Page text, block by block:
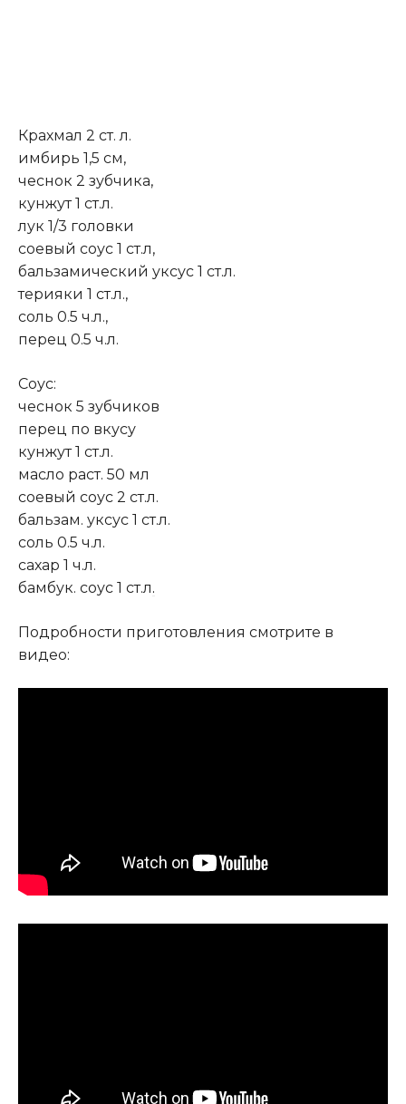
Крахмал 2 ст. л.
имбирь 1,5 см,
чеснок 2 зубчика,
кунжут 1 ст.л.
лук 1/3 головки
соевый соус 1 ст.л,
бальзамический уксус 1 ст.л.
терияки 1 ст.л.,
соль 0.5 ч.л.,
перец 0.5 ч.л.
Соус:
чеснок 5 зубчиков
перец по вкусу
кунжут 1 ст.л.
масло раст. 50 мл
соевый соус 2 ст.л.
бальзам. уксус 1 ст.л.
соль 0.5 ч.л.
сахар 1 ч.л.
бамбук. соус 1 ст.л.
Подробности приготовления смотрите в
видео: